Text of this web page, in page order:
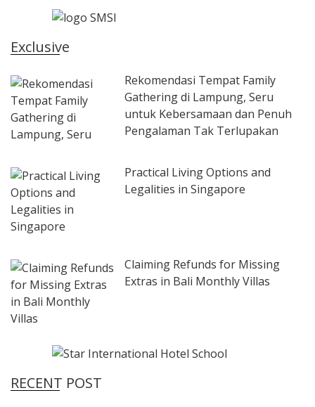
Exclusive
Rekomendasi Tempat Family
Gathering di Lampung, Seru
untuk Kebersamaan dan Penuh
Pengalaman Tak Terlupakan
Practical Living Options and
Legalities in Singapore
Claiming Refunds for Missing
Extras in Bali Monthly Villas
RECENT POST